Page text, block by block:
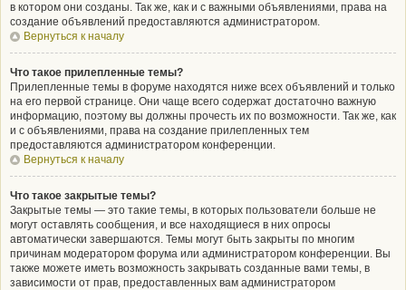
в котором они созданы. Так же, как и с важными объявлениями, права на
создание объявлений предоставляются администратором.
Вернуться к началу
Что такое прилепленные темы?
Прилепленные темы в форуме находятся ниже всех объявлений и только
на его первой странице. Они чаще всего содержат достаточно важную
информацию, поэтому вы должны прочесть их по возможности. Так же, как
и с объявлениями, права на создание прилепленных тем
предоставляются администратором конференции.
Вернуться к началу
Что такое закрытые темы?
Закрытые темы — это такие темы, в которых пользователи больше не
могут оставлять сообщения, и все находящиеся в них опросы
автоматически завершаются. Темы могут быть закрыты по многим
причинам модератором форума или администратором конференции. Вы
также можете иметь возможность закрывать созданные вами темы, в
зависимости от прав, предоставленных вам администратором